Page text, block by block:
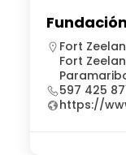
Fort
Fort
597 425
https://